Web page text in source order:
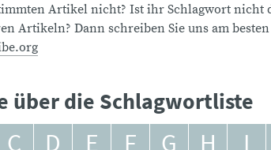
Artikel nicht? Ist ihr Schlagwort nicht
Artikeln? Dann schreiben Sie uns am
über die Schlagwortliste
C D E F G H I